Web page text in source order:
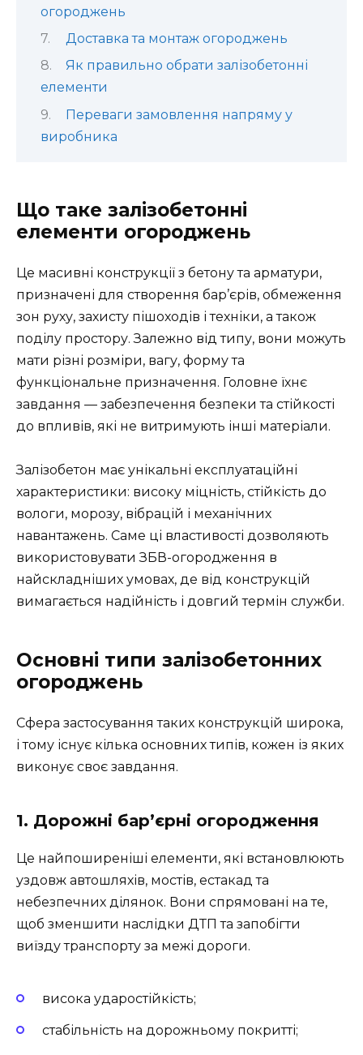
огороджень
Доставка та монтаж огороджень
Як правильно обрати залізобетонні
елементи
Переваги замовлення напряму у
виробника
Що таке залізобетонні
елементи огороджень
Це масивні конструкції з бетону та арматури,
призначені для створення бар’єрів, обмеження
зон руху, захисту пішоходів і техніки, а також
поділу простору. Залежно від типу, вони можуть
мати різні розміри, вагу, форму та
функціональне призначення. Головне їхнє
завдання — забезпечення безпеки та стійкості
до впливів, які не витримують інші матеріали.
Залізобетон має унікальні експлуатаційні
характеристики: високу міцність, стійкість до
вологи, морозу, вібрацій і механічних
навантажень. Саме ці властивості дозволяють
використовувати ЗБВ-огородження в
найскладніших умовах, де від конструкцій
вимагається надійність і довгий термін служби.
Основні типи залізобетонних
огороджень
Сфера застосування таких конструкцій широка,
і тому існує кілька основних типів, кожен із яких
виконує своє завдання.
1. Дорожні бар’єрні огородження
Це найпоширеніші елементи, які встановлюють
уздовж автошляхів, мостів, естакад та
небезпечних ділянок. Вони спрямовані на те,
щоб зменшити наслідки ДТП та запобігти
виїзду транспорту за межі дороги.
висока ударостійкість;
стабільність на дорожньому покритті;